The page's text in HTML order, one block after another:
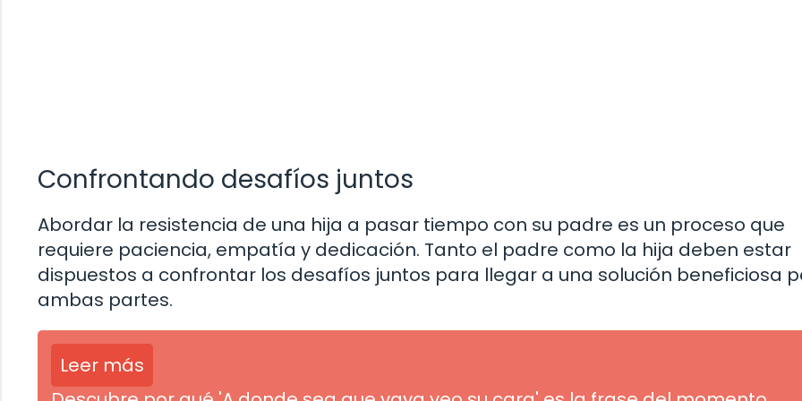
Confrontando desafíos juntos
Abordar la resistencia de una hija a pasar tiempo con su padre es un proceso que
requiere paciencia, empatía y dedicación. Tanto el padre como la hija deben estar
dispuestos a confrontar los desafíos juntos para llegar a una solución beneficiosa
ambas partes.
Leer más